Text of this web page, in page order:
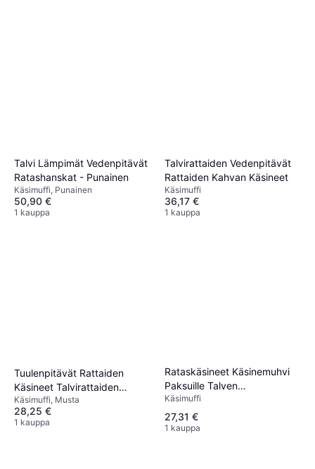
Talvi Lämpimät Vedenpitävät
Ratashanskat - Punainen
Käsimuffi, Punainen
50,90 €
1 kauppa
Talvirattaiden Vedenpitävät
Rattaiden Kahvan Käsineet
Käsimuffi
36,17 €
1 kauppa
Tuulenpitävät Rattaiden
Käsineet Talvirattaiden
Lapaset - Musta
Käsimuffi, Musta
28,25 €
1 kauppa
Rataskäsineet Käsinemuhvi
Paksuille Talven
Vedenpitäville
Käsimuffi
27,31 €
1 kauppa